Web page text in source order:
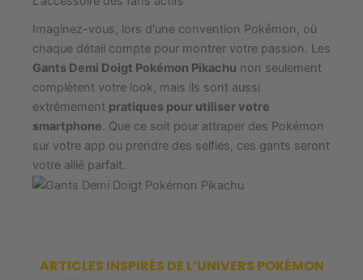
Imaginez-vous, lors d'une convention Pokémon, où
chaque détail compte pour montrer votre passion. Les
Gants Demi Doigt Pokémon Pikachu non seulement
complètent votre look, mais ils sont aussi
extrêmement pratiques pour utiliser votre
smartphone. Que ce soit pour attraper des Pokémon
sur votre app ou prendre des selfies, ces gants seront
votre allié parfait.
ARTICLES INSPIRÉS DE L’UNIVERS POKÉMON